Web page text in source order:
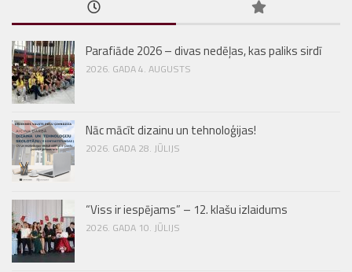
Parafiāde 2026 – divas nedēļas, kas paliks sirdī
2026. GADA 4. AUGUSTS
Nāc mācīt dizainu un tehnoloģijas!
2026. GADA 28. JŪLIJS
“Viss ir iespējams” – 12. klašu izlaidums
2026. GADA 10. JŪLIJS